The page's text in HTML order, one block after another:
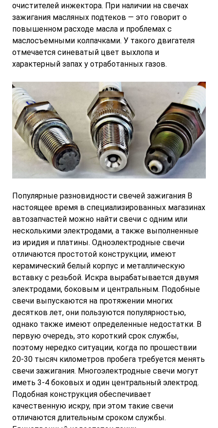
очистителей инжектора. При наличии на свечах
зажигания масляных подтеков — это говорит о
повышенном расходе масла и проблемах с
маслосъемными колпачками. У такого двигателя
отмечается синеватый цвет выхлопа и
характерный запах у отработанных газов.
Популярные разновидности свечей зажигания В
настоящее время в специализированных магазинах
автозапчастей можно найти свечи с одним или
несколькими электродами, а также выполненные
из иридия и платины. Одноэлектродные свечи
отличаются простотой конструкции, имеют
керамический белый корпус и металлическую
вставку с резьбой. Искра вырабатывается двумя
электродами, боковым и центральным. Подобные
свечи выпускаются на протяжении многих
десятков лет, они пользуются популярностью,
однако также имеют определенные недостатки. В
первую очередь, это короткий срок службы,
поэтому нередко ситуации, когда по прошествии
20-30 тысяч километров пробега требуется менять
свечи зажигания. Многоэлектродные свечи могут
иметь 3-4 боковых и один центральный электрод.
Подобная конструкция обеспечивает
качественную искру, при этом такие свечи
отличаются длительным сроком службы.